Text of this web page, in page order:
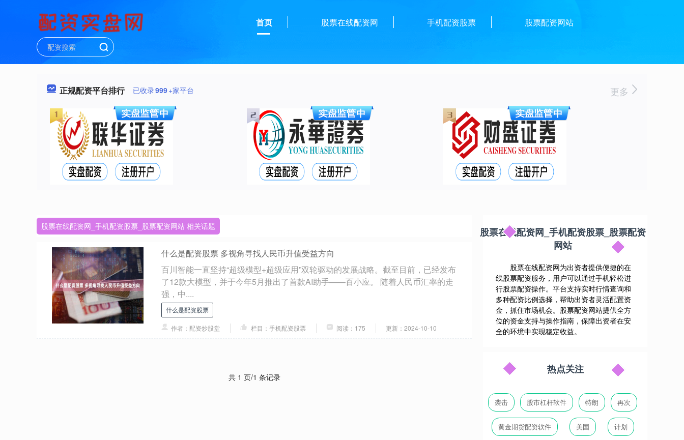
首页 股票在线配资网 手机配资股票 股票配资网站
正规配资平台排行 已收录999+家平台 更多
股票在线配资网_手机配资股票_股票配资网站 相关话题
什么是配资股票 多视角寻找人民币升值受益方向
百川智能一直坚持“超级模型+超级应用”双轮驱动的发展战略。截至目前，已经发布
了12款大模型，并于今年5月推出了首款AI助手——百小应。 随着人民币汇率的走
强，中....
什么是配资股票
作者：配资炒股堂 栏目：手机配资股票 阅读：175 更新：2024-10-10
共 1 页/1 条记录
股票在线配资网_手机配资股票_股票配资
网站
股票在线配资网为出资者提供便捷的在
线股票配资服务，用户可以通过手机轻松进
行股票配资操作。平台支持实时行情查询和
多种配资比例选择，帮助出资者灵活配置资
金，抓住市场机会。股票配资网站提供全方
位的资金支持与操作指南，保障出资者在安
全的环境中实现稳定收益。
热点关注
袭击 股市杠杆软件 特朗 再次
黄金期货配资软件 美国 计划